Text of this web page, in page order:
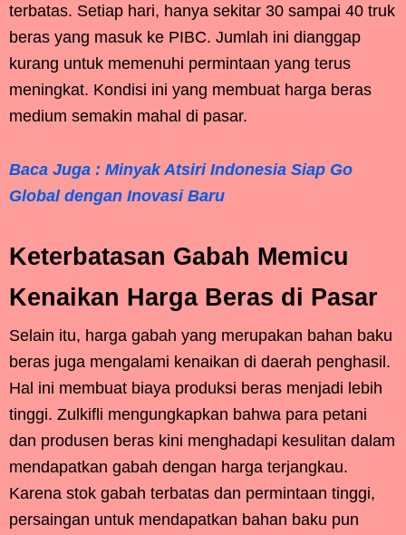
terbatas. Setiap hari, hanya sekitar 30 sampai 40 truk
beras yang masuk ke PIBC. Jumlah ini dianggap
kurang untuk memenuhi permintaan yang terus
meningkat. Kondisi ini yang membuat harga beras
medium semakin mahal di pasar.
Baca Juga : Minyak Atsiri Indonesia Siap Go
Global dengan Inovasi Baru
Keterbatasan Gabah Memicu
Kenaikan Harga Beras di Pasar
Selain itu, harga gabah yang merupakan bahan baku
beras juga mengalami kenaikan di daerah penghasil.
Hal ini membuat biaya produksi beras menjadi lebih
tinggi. Zulkifli mengungkapkan bahwa para petani
dan produsen beras kini menghadapi kesulitan dalam
mendapatkan gabah dengan harga terjangkau.
Karena stok gabah terbatas dan permintaan tinggi,
persaingan untuk mendapatkan bahan baku pun